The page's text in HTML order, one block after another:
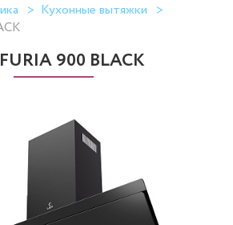
Кухонные вытяжки
900 BLACK